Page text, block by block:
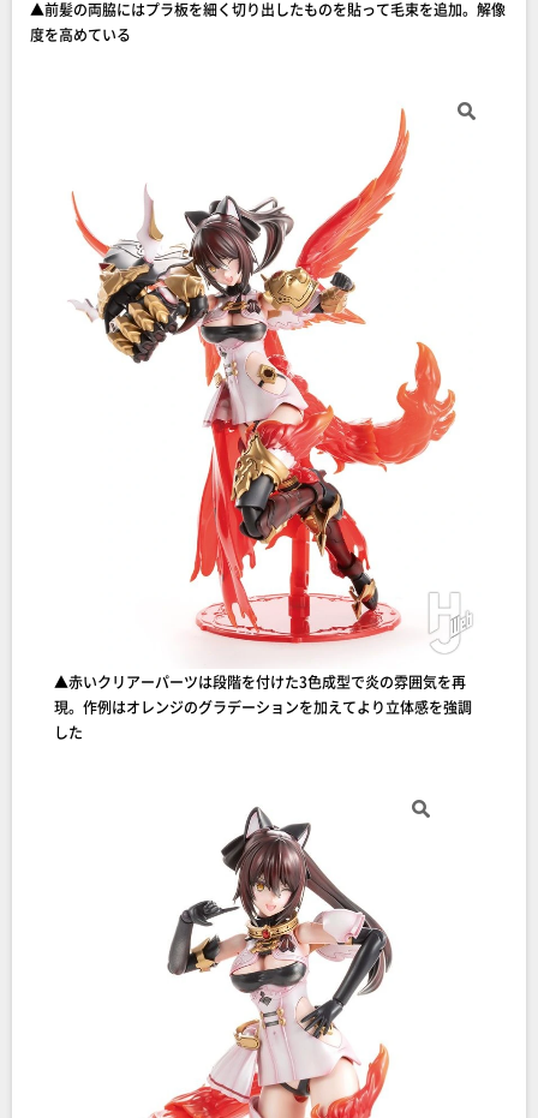
▲前髪の両脇にはプラ板を細く切り出したものを貼って毛束を追加。解像
度を高めている
▲赤いクリアーパーツは段階を付けた3色成型で炎の雰囲気を再
現。作例はオレンジのグラデーションを加えてより立体感を強調
した